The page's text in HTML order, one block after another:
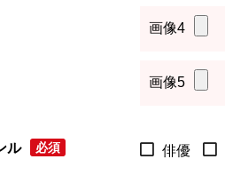
画像4
画像5
ル 必須 俳優